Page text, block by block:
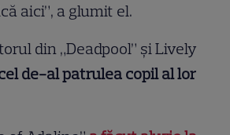
aici”, a glumit el.
din „Deadpool” și Lively
de-al patrulea copil al lor